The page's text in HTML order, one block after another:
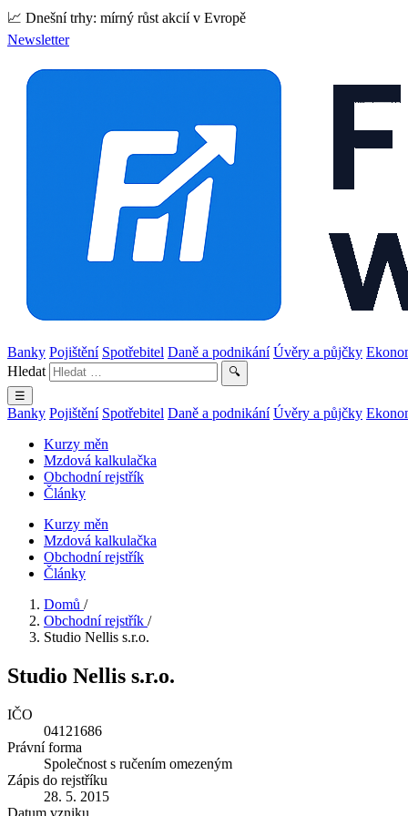
📈 Dnešní trhy: mírný růst akcií v Evropě
Newsletter
Banky Pojištění Spotřebitel Daně a podnikání Úvěry a půjčky
Hledat
🔍
☰
Banky Pojištění Spotřebitel Daně a podnikání Úvěry a půjčky
Kurzy měn
Mzdová kalkulačka
Obchodní rejstřík
Články
Kurzy měn
Mzdová kalkulačka
Obchodní rejstřík
Články
Domů /
Obchodní rejstřík /
Studio Nellis s.r.o.
Studio Nellis s.r.o.
IČO
04121686
Právní forma
Společnost s ručením omezeným
Zápis do rejstříku
28. 5. 2015
Datum vzniku